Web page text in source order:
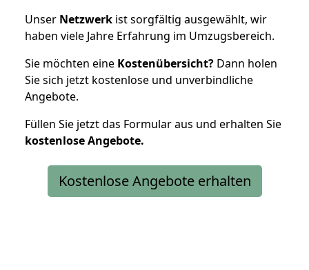
Unser Netzwerk ist sorgfältig ausgewählt, wir
haben viele Jahre Erfahrung im Umzugsbereich.
Sie möchten eine Kostenübersicht? Dann holen
Sie sich jetzt kostenlose und unverbindliche
Angebote.
Füllen Sie jetzt das Formular aus und erhalten Sie
kostenloseAngebote.
Kostenlose Angebote erhalten